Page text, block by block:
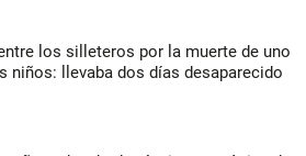
los silleteros por la muerte de uno
niños: llevaba dos días desaparecido